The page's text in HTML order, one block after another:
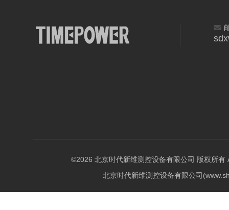
©2026 北京时代新维测控设备有限公司 版权所有
北京时代新维测控设备有限公司